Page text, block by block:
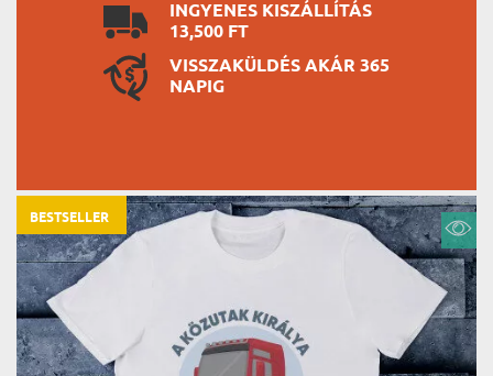
INGYENES KISZÁLLÍTÁS
13,500 FT
VISSZAKÜLDÉS AKÁR 365
NAPIG
BESTSELLER